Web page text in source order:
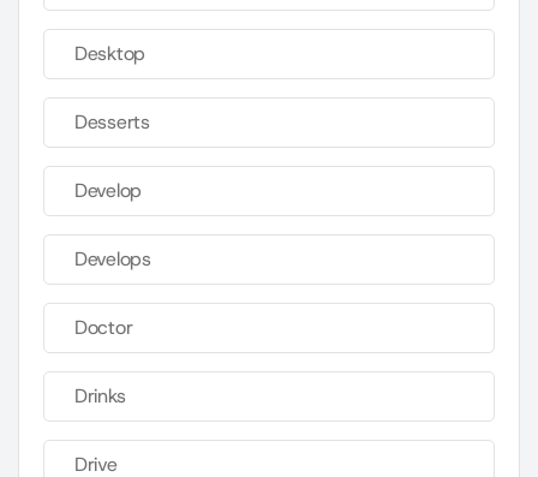
Desktop
Desserts
Develop
Develops
Doctor
Drinks
Drive